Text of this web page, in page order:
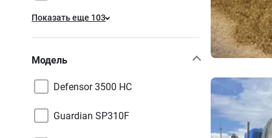
Показать еще 103
Модель
Defensor 3500 HC
Guardian SP310F